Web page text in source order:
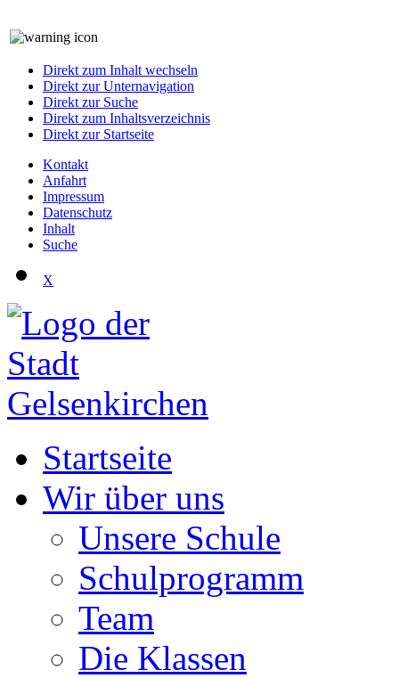
Direkt zum Inhalt wechseln
Direkt zur Unternavigation
Direkt zur Suche
Direkt zum Inhaltsverzeichnis
Direkt zur Startseite
Kontakt
Anfahrt
Impressum
Datenschutz
Inhalt
Suche
X
Startseite
Wir über uns
Unsere Schule
Schulprogramm
Team
Die Klassen